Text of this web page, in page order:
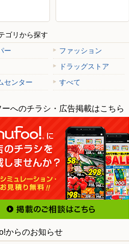
ゴリから探す
ー
ファッション
ドラッグストア
センター
すべて
ーへのチラシ・広告掲載はこちら
からのお知らせ